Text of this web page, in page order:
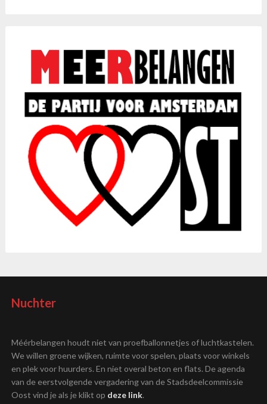
Nuchter
Méérbelangen houdt niet van proefballonnetjes of luchtkastelen.
We willen groene wijken, ruimte voor spelen, plaats voor winkels
en plek voor huurders. En niet overal beton en flats. De agenda
van de eerstvolgende vergadering van de Stadsdeelcommissie
Oost vind je als je klikt op deze link.